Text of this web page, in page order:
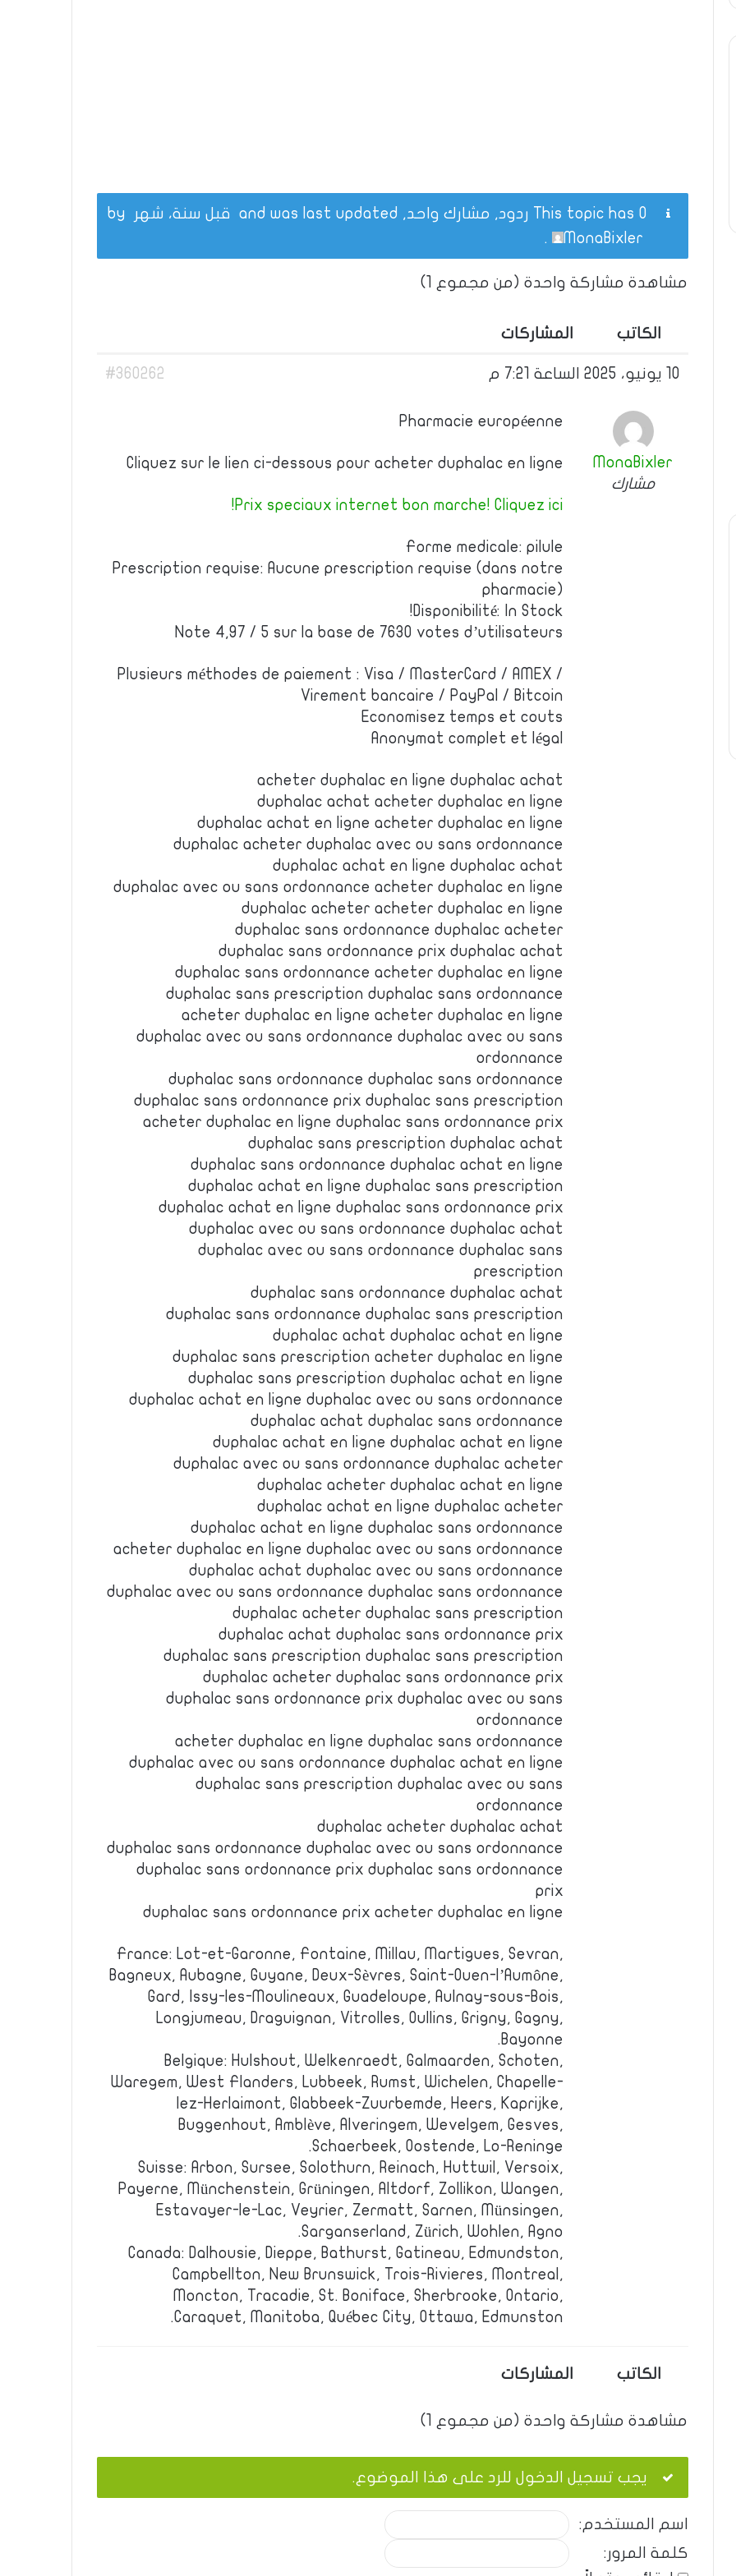
This topic has 0 ردود, مشارك واحد, and was last updated قبل سنة، شهر
MonaBixler
.
مشاهدة مشاركة واحدة (من مجموع 1)
الكاتب المشاركات
10 يونيو، 2025 الساعة 7:21 م #360262
MonaBixler
مشارك
Pharmacie européenne
Cliquez sur le lien ci-dessous pour acheter duphalac en ligne
Prix speciaux internet bon marche! Cliquez ici!
Forme medicale: pilule
Prescription requise: Aucune prescription requise (dans notre
pharmacie)
Disponibilité: In Stock!
Note 4,97 / 5 sur la base de 7630 votes d’utilisateurs
Plusieurs méthodes de paiement : Visa / MasterCard / AMEX /
Virement bancaire / PayPal / Bitcoin
Economisez temps et couts
Anonymat complet et légal
acheter duphalac en ligne duphalac achat
duphalac achat acheter duphalac en ligne
duphalac achat en ligne acheter duphalac en ligne
duphalac acheter duphalac avec ou sans ordonnance
duphalac achat en ligne duphalac achat
duphalac avec ou sans ordonnance acheter duphalac en ligne
duphalac acheter acheter duphalac en ligne
duphalac sans ordonnance duphalac acheter
duphalac sans ordonnance prix duphalac achat
duphalac sans ordonnance acheter duphalac en ligne
duphalac sans prescription duphalac sans ordonnance
acheter duphalac en ligne acheter duphalac en ligne
duphalac avec ou sans ordonnance duphalac avec ou sans
ordonnance
duphalac sans ordonnance duphalac sans ordonnance
duphalac sans ordonnance prix duphalac sans prescription
acheter duphalac en ligne duphalac sans ordonnance prix
duphalac sans prescription duphalac achat
duphalac sans ordonnance duphalac achat en ligne
duphalac achat en ligne duphalac sans prescription
duphalac achat en ligne duphalac sans ordonnance prix
duphalac avec ou sans ordonnance duphalac achat
duphalac avec ou sans ordonnance duphalac sans
prescription
duphalac sans ordonnance duphalac achat
duphalac sans ordonnance duphalac sans prescription
duphalac achat duphalac achat en ligne
duphalac sans prescription acheter duphalac en ligne
duphalac sans prescription duphalac achat en ligne
duphalac achat en ligne duphalac avec ou sans ordonnance
duphalac achat duphalac sans ordonnance
duphalac achat en ligne duphalac achat en ligne
duphalac avec ou sans ordonnance duphalac acheter
duphalac acheter duphalac achat en ligne
duphalac achat en ligne duphalac acheter
duphalac achat en ligne duphalac sans ordonnance
acheter duphalac en ligne duphalac avec ou sans ordonnance
duphalac achat duphalac avec ou sans ordonnance
duphalac avec ou sans ordonnance duphalac sans ordonnance
duphalac acheter duphalac sans prescription
duphalac achat duphalac sans ordonnance prix
duphalac sans prescription duphalac sans prescription
duphalac acheter duphalac sans ordonnance prix
duphalac sans ordonnance prix duphalac avec ou sans
ordonnance
acheter duphalac en ligne duphalac sans ordonnance
duphalac avec ou sans ordonnance duphalac achat en ligne
duphalac sans prescription duphalac avec ou sans
ordonnance
duphalac acheter duphalac achat
duphalac sans ordonnance duphalac avec ou sans ordonnance
duphalac sans ordonnance prix duphalac sans ordonnance
prix
duphalac sans ordonnance prix acheter duphalac en ligne
France: Lot-et-Garonne, Fontaine, Millau, Martigues, Sevran,
Bagneux, Aubagne, Guyane, Deux-Sèvres, Saint-Ouen-l’Aumône,
Gard, Issy-les-Moulineaux, Guadeloupe, Aulnay-sous-Bois,
Longjumeau, Draguignan, Vitrolles, Oullins, Grigny, Gagny,
Bayonne.
Belgique: Hulshout, Welkenraedt, Galmaarden, Schoten,
Waregem, West Flanders, Lubbeek, Rumst, Wichelen, Chapelle-
lez-Herlaimont, Glabbeek-Zuurbemde, Heers, Kaprijke,
Buggenhout, Amblève, Alveringem, Wevelgem, Gesves,
Schaerbeek, Oostende, Lo-Reninge.
Suisse: Arbon, Sursee, Solothurn, Reinach, Huttwil, Versoix,
Payerne, Münchenstein, Grüningen, Altdorf, Zollikon, Wangen,
Estavayer-le-Lac, Veyrier, Zermatt, Sarnen, Münsingen,
Sarganserland, Zürich, Wohlen, Agno.
Canada: Dalhousie, Dieppe, Bathurst, Gatineau, Edmundston,
Campbellton, New Brunswick, Trois-Rivieres, Montreal,
Moncton, Tracadie, St. Boniface, Sherbrooke, Ontario,
Caraquet, Manitoba, Québec City, Ottawa, Edmunston.
الكاتب المشاركات
مشاهدة مشاركة واحدة (من مجموع 1)
يجب تسجيل الدخول للرد على هذا الموضوع.
اسم المستخدم:
كلمة المرور: